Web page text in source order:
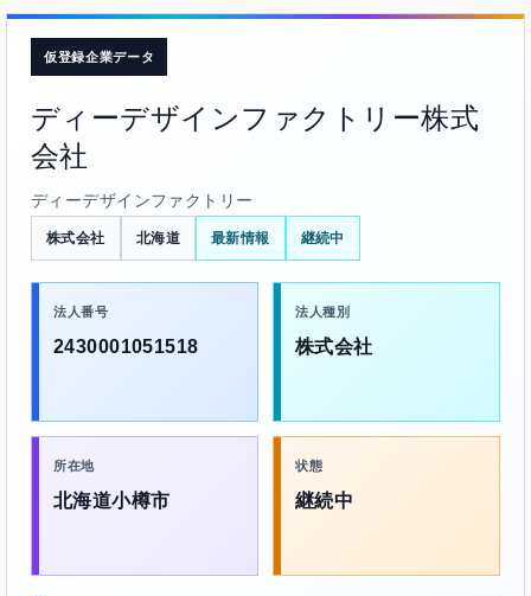
仮登録企業データ
ディーデザインファクトリー株式
会社
ディーデザインファクトリー
株式会社 北海道 最新情報 継続中
法人番号
2430001051518
法人種別
株式会社
所在地
北海道小樽市
状態
継続中